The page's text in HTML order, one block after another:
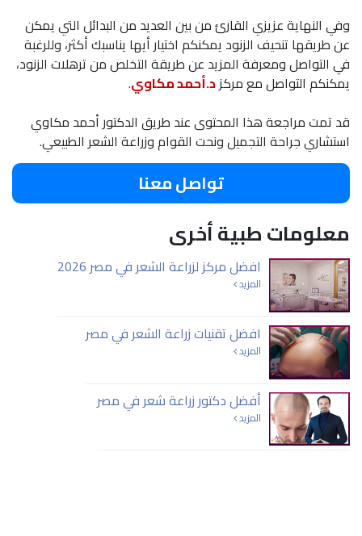
وفي النهاية عزيزي القارئ من بين العديد من البدائل التي يمكن
عن طريقها تنحيف الزنود يمكنكم اختيار أيها يناسبك أكثر، وللرغبة
في التواصل ومعرفة المزيد عن طريقة التخلص من ترهلات الزنود،
يمكنكم التواصل مع مركزد.أحمد مكاوي.
قد تمت مراجعة هذا المحتوى عند طريق الدكتور أحمد مكاوي
استشاري جراحة التجميل ونحت القوام وزراعة الشعر الطبيعي.
تواصل معنا
معلومات طبية أخرى
افضل مركز لزراعة الشعر في مصر 2026
المزيد
افضل تقنيات زراعة الشعر في مصر
المزيد
أفضل دكتور زراعة شعر في مصر
المزيد